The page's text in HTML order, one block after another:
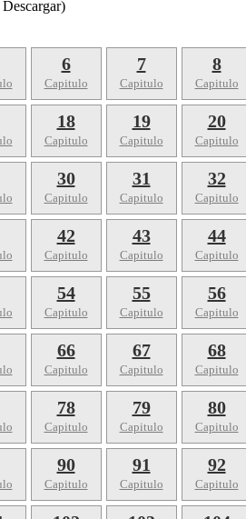
6
Capitulo
7
Capitulo
8
Capitulo
18
Capitulo
19
Capitulo
20
Capitulo
30
Capitulo
31
Capitulo
32
Capitulo
42
Capitulo
43
Capitulo
44
Capitulo
54
Capitulo
55
Capitulo
56
Capitulo
66
Capitulo
67
Capitulo
68
Capitulo
78
Capitulo
79
Capitulo
80
Capitulo
90
Capitulo
91
Capitulo
92
Capitulo